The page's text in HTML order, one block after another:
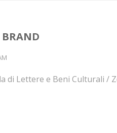
BRAND
di Lettere e Beni Culturali /